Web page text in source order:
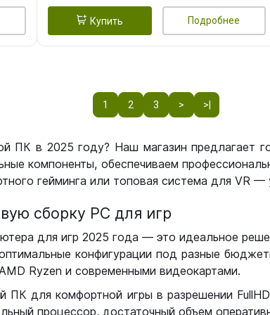
Купить Подробнее
1 2 3 > >|
ПК в 2025 году? Наш магазин предлагает
компоненты, обеспечиваем
гейминга или топовая система для VR
сборку РС для игр
для игр 2025 года — это идеальное
конфигурации под разные
Ryzen и современными видеокартами.
ПК для комфортной игры в разрешении
процессор, достаточный объем